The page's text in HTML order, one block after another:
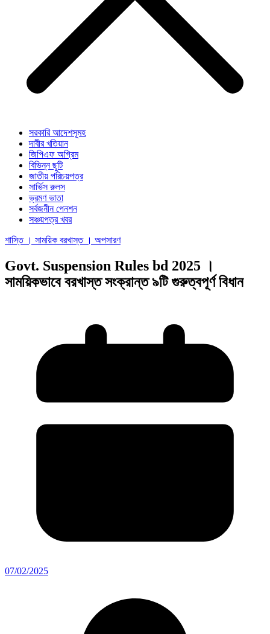
সরকারি আদেশসূমহ
দাবীর খতিয়ান
জিপিএফ অগ্রিম
বিভিন্ন ছুটি
জাতীয় পরিচয়পত্র
সার্ভিস রুলস
ভ্রমণ ভাতা
সর্বজনীন পেনশন
সঞ্চয়পত্র খবর
শাস্তি । সাময়িক বরখাস্ত । অপসারণ
Govt. Suspension Rules bd 2025 ।
সাময়িকভাবে বরখাস্ত সংক্রান্ত ৯টি গুরুত্বপূর্ণ বিধান
07/02/2025